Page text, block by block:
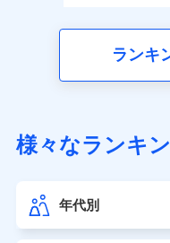
（https://
第一ネオ生命保険株
大樹生命保険株式会
ランキ
様々なランキ
年代別